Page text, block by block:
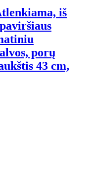
iš
porų
43 cm,